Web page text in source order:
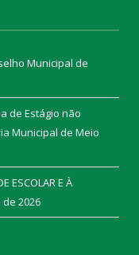
Municipal de
de Estágio não
Municipal de Meio
ESCOLAR E À
de 2026